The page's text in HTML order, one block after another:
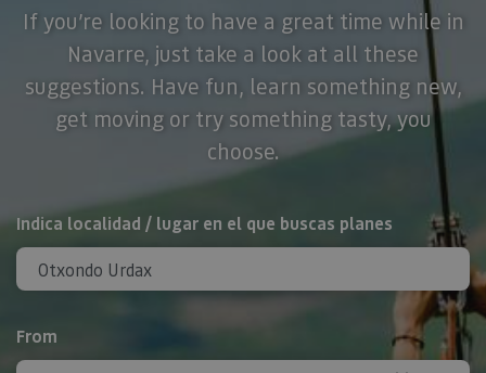
If you’re looking to have a great time while in
Navarre, just take a look at all these
suggestions. Have fun, learn something new,
get moving or try something tasty, you
choose.
Search
Indica localidad / lugar en el que buscas planes
From